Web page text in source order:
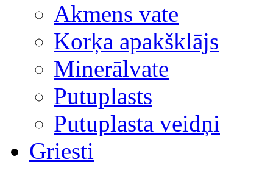
Akmens vate
Korķa apakšklājs
Minerālvate
Putuplasts
Putuplasta veidņi
Griesti